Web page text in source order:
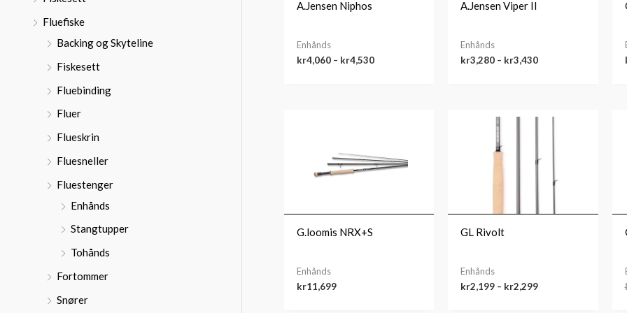
Fluefiske
Backing og Skyteline
Fiskesett
Fluebinding
Fluer
Flueskrin
Fluesneller
Fluestenger
Enhånds
Stangtupper
Tohånds
Fortommer
Snører
A.Jensen Niphos
Enhånds
kr4,060 – kr4,530
A.Jensen Viper II
Enhånds
kr3,280 – kr3,430
G.loomis NRX+S
Enhånds
kr11,699
GL Rivolt
Enhånds
kr2,199 – kr2,299
Prisområde: